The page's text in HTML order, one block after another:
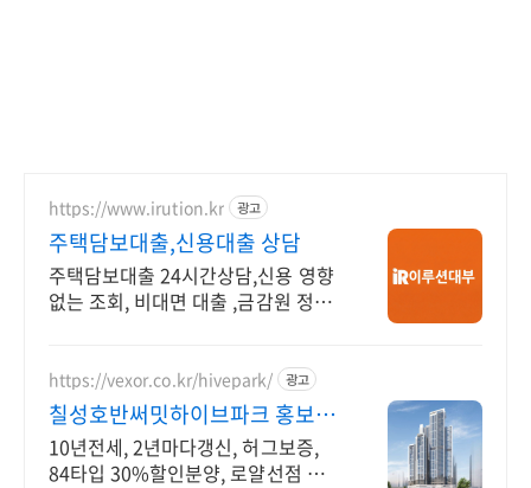
https://www.irution.kr 광고
주택담보대출,신용대출 상담
주택담보대출 24시간상담,신용 영향
없는 조회, 비대면 대출 ,금감원 정식
https://vexor.co.kr/hivepark/ 광고
칠성호반써밋하이브파크 홍보관
10년 전세임대
10년전세, 2년마다갱신, 허그보증,
84타입 30%할인분양, 로얄선점 빠